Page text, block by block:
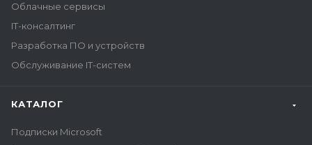
Облачные сервисы
IT-консалтинг
Разработка ПО и устройств
Обслуживание IT-систем
КАТАЛОГ
Подписки Microsoft